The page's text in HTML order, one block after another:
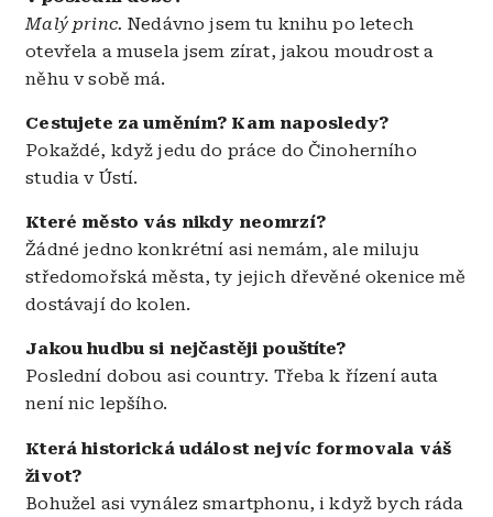
Malý princ. Nedávno jsem tu knihu po letech
otevřela a musela jsem zírat, jakou moudrost a
něhu v sobě má.
Cestujete za uměním? Kam naposledy?
Pokaždé, když jedu do práce do Činoherního
studia v Ústí.
Které město vás nikdy neomrzí?
Žádné jedno konkrétní asi nemám, ale miluju
středomořská města, ty jejich dřevěné okenice mě
dostávají do kolen.
Jakou hudbu si nejčastěji pouštíte?
Poslední dobou asi country. Třeba k řízení auta
není nic lepšího.
Která historická událost nejvíc formovala váš
život?
Bohužel asi vynález smartphonu, i když bych ráda